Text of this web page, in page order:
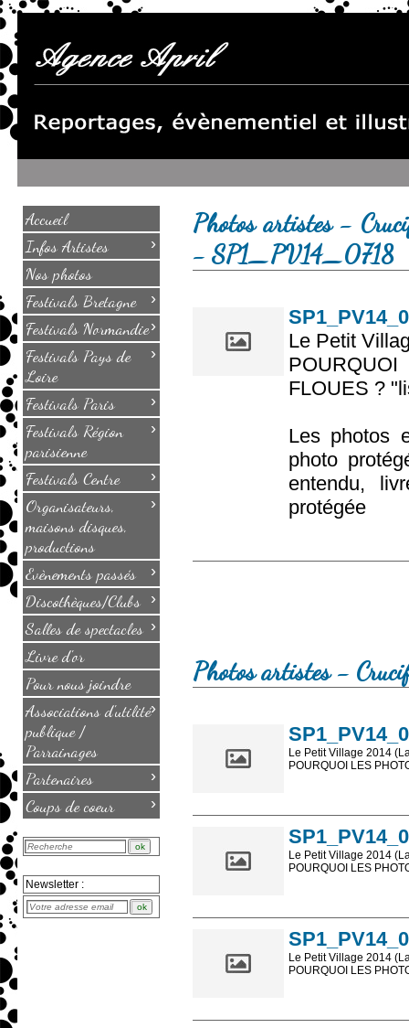
Accueil
Infos Artistes
›
Nos photos
Festivals Bretagne
›
Festivals Normandie›
Festivals Pays de
Loire
›
Festivals Paris ›
Festivals Région
parisienne
›
Festivals Centre ›
Organisateurs,
maisons disques,
productions
›
Evènements passés ›
Discothèques/Clubs ›
Salles de spectacles ›
Livre d'or
Pour nous joindre
Associations d'utilité
publique /
Parrainages
›
Partenaires ›
Coups de coeur ›
Newsletter :
Photos artistes -
- SP1_PV14_0718
Le Petit
FLOUES ?
Les photos
photo
entendu,
protégée
Photos artistes -
Le Petit Village 2014
POURQUOI LES
Le Petit Village 2014
POURQUOI LES
Le Petit Village 2014
POURQUOI LES